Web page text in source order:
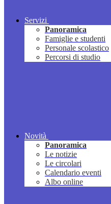
Servizi
Panoramica
Famiglie e studenti
Personale scolastico
Percorsi di studio
Novità
Panoramica
Le notizie
Le circolari
Calendario eventi
Albo online